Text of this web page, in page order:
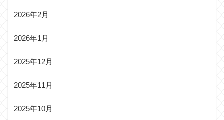
2026年2月
2026年1月
2025年12月
2025年11月
2025年10月